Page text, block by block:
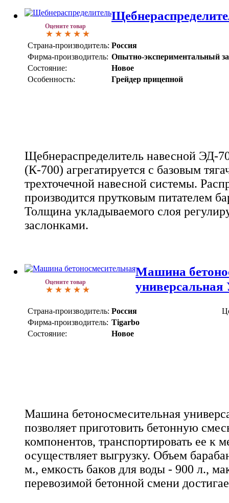
Оцените товар
Страна-производитель: Россия
Фирма-производитель: Опытно-экспериментальный
Состояние:
Новое
Особенность:
Грейдер прицепной
Щебнераспределитель навесной ЭД-
(К-700) агрегатируется с базовым
трехточечной навесной системы.
производится прутковым питателем
Толщина укладываемого слоя
заслонками.
Оцените товар
Машина
Страна-производитель: Россия
Фирма-производитель: Tigarbo
Состояние:
Новое
Машина бетоносмесительная
позволяет приготовить бетонную
компонентов, транспортировать ее к
осуществляет выгрузку. Объем
м., емкость баков для воды - 900 л.,
перевозимой бетонной смени